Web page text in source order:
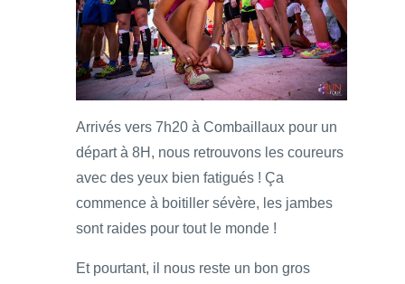
Arrivés vers 7h20 à Combaillaux pour un
départ à 8H, nous retrouvons les coureurs
avec des yeux bien fatigués ! Ça
commence à boitiller sévère, les jambes
sont raides pour tout le monde !
Et pourtant, il nous reste un bon gros